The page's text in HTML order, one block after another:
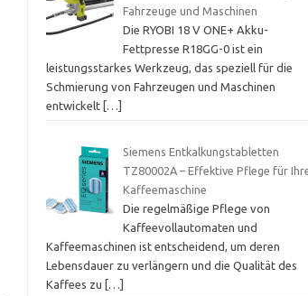
Fahrzeuge und Maschinen
Die RYOBI 18 V ONE+ Akku-
Fettpresse R18GG-0 ist ein
leistungsstarkes Werkzeug, das speziell für die
Schmierung von Fahrzeugen und Maschinen
entwickelt […]
Siemens Entkalkungstabletten
TZ80002A – Effektive Pflege für
Kaffeemaschine
Die regelmäßige Pflege von
Kaffeevollautomaten und
Kaffeemaschinen ist entscheidend, um deren
Lebensdauer zu verlängern und die Qualität des
Kaffees zu
[…]